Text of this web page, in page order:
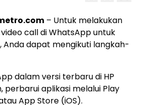
– Untuk melakukan
call di WhatsApp untuk
Anda dapat mengikuti langkah-
dalam versi terbaru di HP
perbarui aplikasi melalui Play
App Store (iOS).